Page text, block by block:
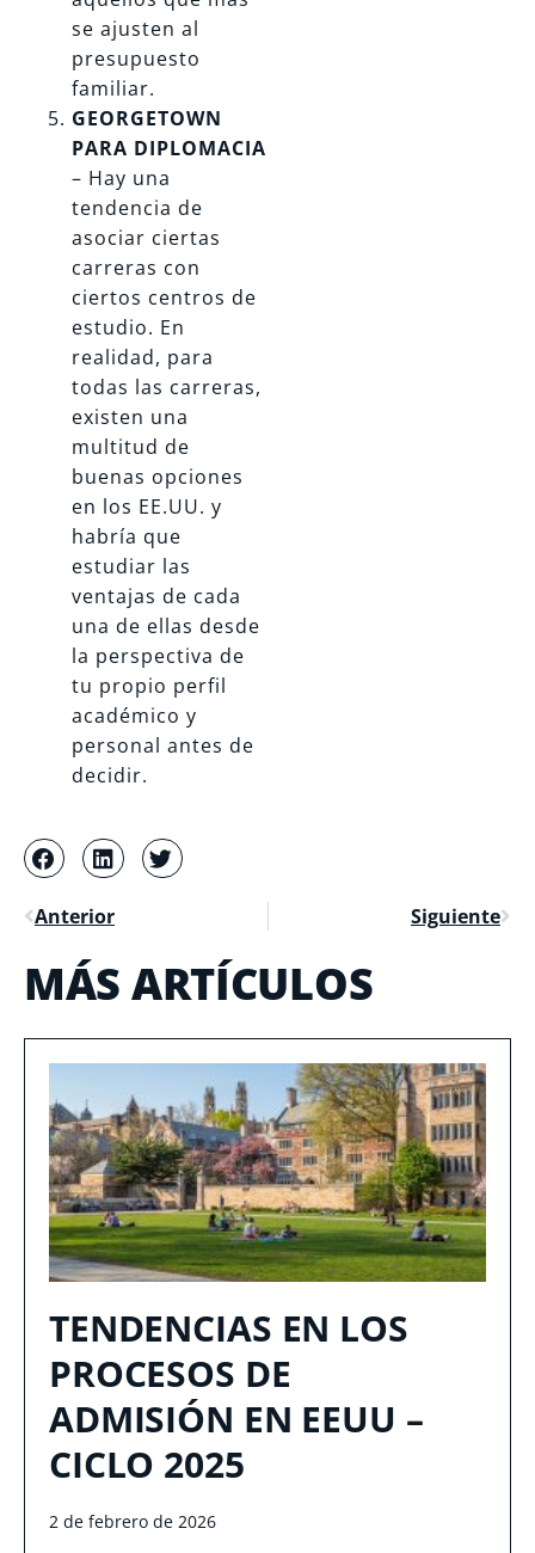
se ajusten al
presupuesto
familiar.
GEORGETOWN
PARA DIPLOMACIA
– Hay una
tendencia de
asociar ciertas
carreras con
ciertos centros de
estudio. En
realidad, para
todas las carreras,
existen una
multitud de
buenas opciones
en los EE.UU. y
habría que
estudiar las
ventajas de cada
una de ellas desde
la perspectiva de
tu propio perfil
académico y
personal antes de
decidir.
Anterior Siguiente
MÁS ARTÍCULOS
TENDENCIAS EN LOS
PROCESOS DE
ADMISIÓN EN EEUU –
CICLO 2025
2 de febrero de 2026